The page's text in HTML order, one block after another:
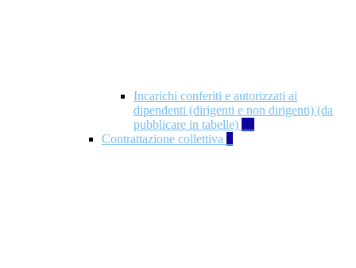
Incarichi conferiti e autorizzati ai
dipendenti (dirigenti e non dirigenti) (da
pubblicare in tabelle) 18
Contrattazione collettiva 2